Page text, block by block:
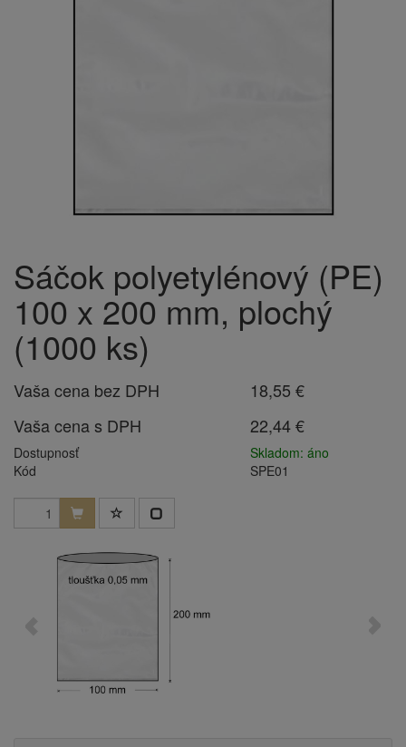
Sáčok polyetylénový (PE)
100 x 200 mm, plochý
(1000 ks)
Vaša cena bez DPH
18,55 €
Vaša cena s DPH
22,44 €
Dostupnosť
Skladom: áno
Kód
SPE01